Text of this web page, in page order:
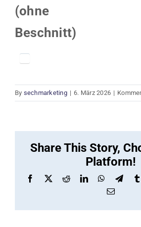
(ohne
Beschnitt)
By sechmarketing | 6. März 2026 |
Share This Story,
Platform!
Facebook
X RedditLinkedInWhatsApp
Email